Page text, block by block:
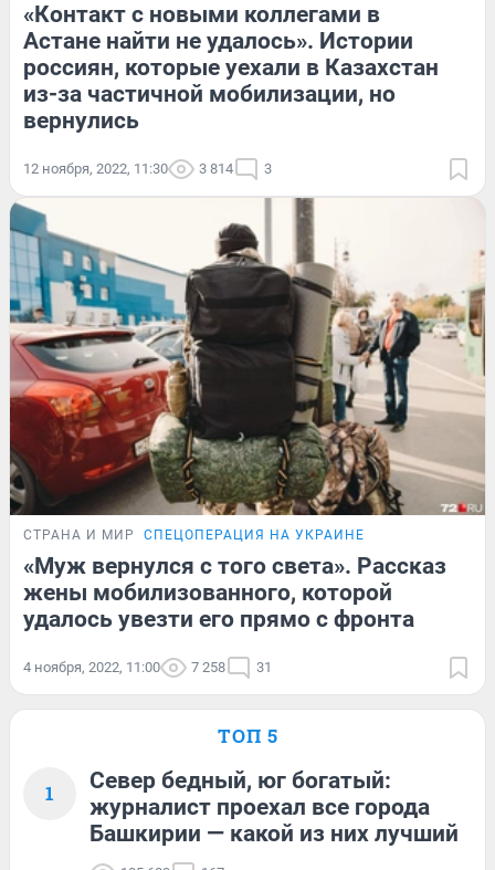
«Контакт с новыми коллегами в
Астане найти не удалось». Истории
россиян, которые уехали в Казахстан
из-за частичной мобилизации, но
вернулись
12 ноября, 2022, 11:30 3 814 3
СТРАНА И МИР СПЕЦОПЕРАЦИЯ НА УКРАИНЕ
«Муж вернулся с того света». Рассказ
жены мобилизованного, которой
удалось увезти его прямо с фронта
4 ноября, 2022, 11:00 7 258 31
ТОП 5
1
Север бедный, юг богатый:
журналист проехал все города
Башкирии — какой из них лучший